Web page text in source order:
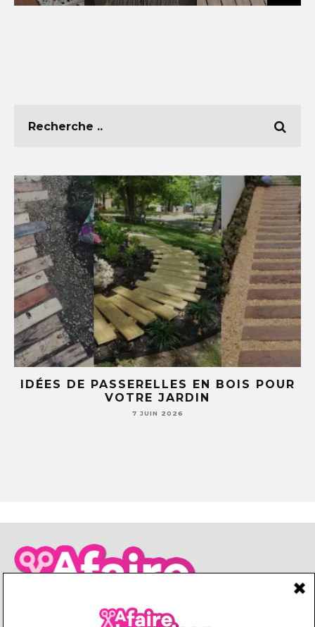
5 IDÉES DIY AVEC DES TASSES ET
SOUCOUPES (TU NE REGARDERAS
JAMAIS TA VAISSELLE PAREIL )